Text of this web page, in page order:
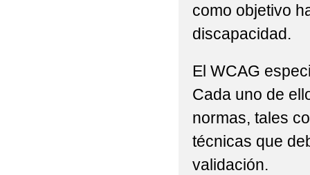
LIBROS DE TEXTO
LISTADO DE LIBROS
LISTADO DE LIBROS
NORMAS DE
como objetivo
discapacidad.
El WCAG
Cada uno de
normas, tales
técnicas que
validación.